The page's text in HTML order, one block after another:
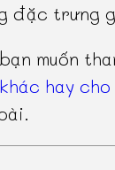
đặc trưng
muốn
hay